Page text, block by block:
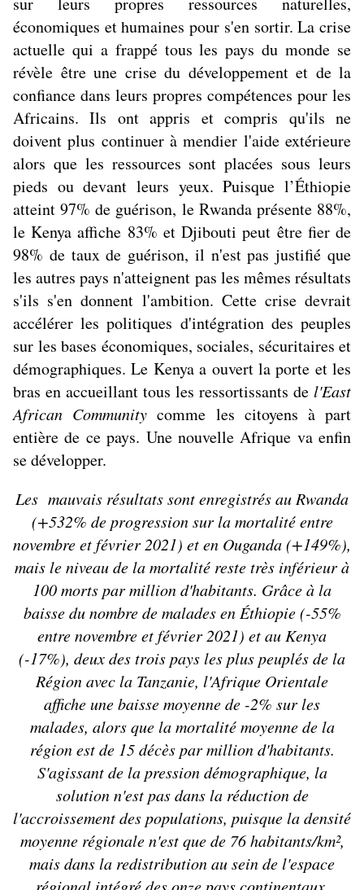
économiques et humaines pour s'en sortir. La crise
actuelle qui a frappé tous les pays du monde se
révèle être une crise du développement et de la
confiance dans leurs propres compétences pour les
Africains. Ils ont appris et compris qu'ils ne
doivent plus continuer à mendier l'aide extérieure
alors que les ressources sont placées sous leurs
pieds ou devant leurs yeux. Puisque l’Éthiopie
atteint 97% de guérison, le Rwanda présente 88%,
le Kenya affiche 83% et Djibouti peut être fier de
98% de taux de guérison, il n'est pas justifié que
les autres pays n'atteignent pas les mêmes résultats
s'ils s'en donnent l'ambition. Cette crise devrait
accélérer les politiques d'intégration des peuples
sur les bases économiques, sociales, sécuritaires et
démographiques. Le Kenya a ouvert la porte et les
bras en accueillant tous les ressortissants de l'East
African Community comme les citoyens à part
entière de ce pays. Une nouvelle Afrique va enfin
se développer.
Les mauvais résultats sont enregistrés au Rwanda
(+532% de progression sur la mortalité entre
novembre et février 2021) et en Ouganda (+149%),
mais le niveau de la mortalité reste très inférieur à
100 morts par million d'habitants. Grâce à la
baisse du nombre de malades en Éthiopie (-55%
entre novembre et février 2021) et au Kenya
(-17%), deux des trois pays les plus peuplés de la
Région avec la Tanzanie, l'Afrique Orientale
affiche une baisse moyenne de -2% sur les
malades, alors que la mortalité moyenne de la
région est de 15 décès par million d'habitants.
S'agissant de la pression démographique, la
solution n'est pas dans la réduction de
l'accroissement des populations, puisque la densité
moyenne régionale n'est que de 76 habitants/km²,
mais dans la redistribution au sein de l'espace
régional intégré des onze pays continentaux.